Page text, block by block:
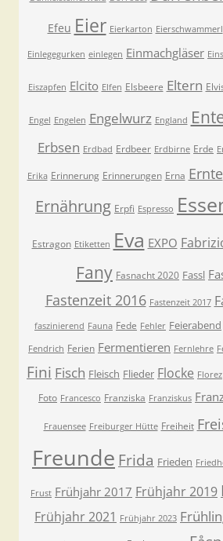
Efeu Eier Eierkarton Eierschwammerl
Einlegegurken einlegen Einmachgläser
Eiszapfen Elcito Elfen Elsbeere Eltern
Engel Engelen Engelwurz England
Erbsen Erdbad Erdbeer Erdbirne Erde
Erika Erinnerung Erinnerungen Erna Ernte
Ernährung Erpfi Espresso
Estragon Etiketten Eva EXPO
Fany Fasnacht 2020 Fassl
Fastenzeit 2016 Fastenzeit 2017
faszinierend Fauna Fede Fehler Feierabend
Fendrich Ferien Fermentieren Fernlehre
Fini Fisch Fleisch Flieder Flocke Florez
Foto Francesco Franziska Franziskus
Frauensee Freiburger Hütte Freiheit
Freunde Frida Frieden
Frust Frühjahr 2017 Frühjahr 2019
Frühjahr 2021 Frühjahr 2023